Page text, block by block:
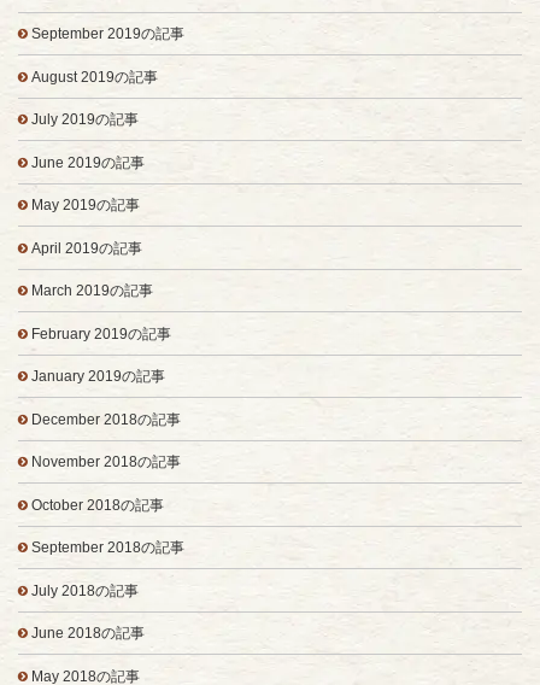
September 2019の記事
August 2019の記事
July 2019の記事
June 2019の記事
May 2019の記事
April 2019の記事
March 2019の記事
February 2019の記事
January 2019の記事
December 2018の記事
November 2018の記事
October 2018の記事
September 2018の記事
July 2018の記事
June 2018の記事
May 2018の記事